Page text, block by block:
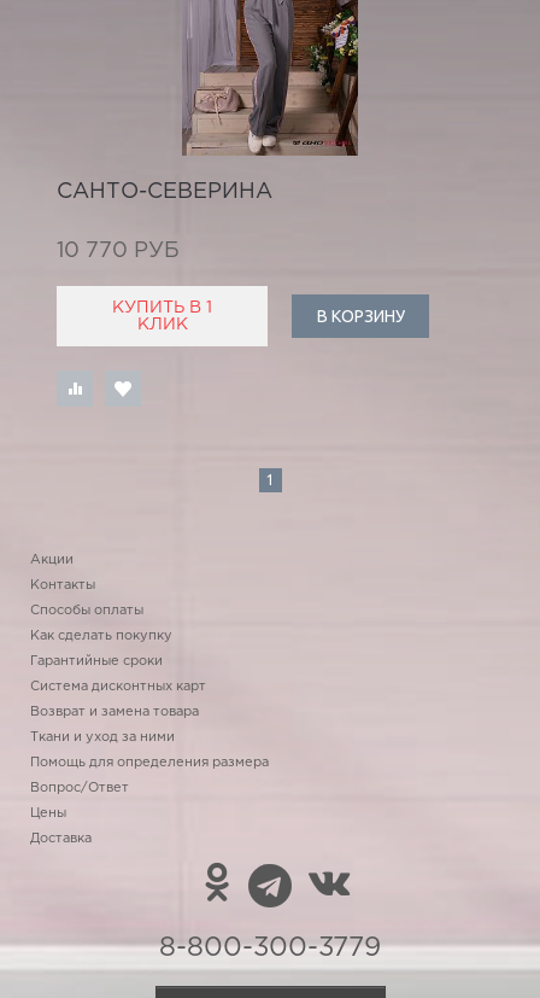
САНТО-СЕВЕРИНА
10 770 РУБ
КУПИТЬ В 1
КЛИК
В КОРЗИНУ
1
Акции
Контакты
Способы оплаты
Как сделать покупку
Гарантийные сроки
Система дисконтных карт
Возврат и замена товара
Ткани и уход за ними
Помощь для определения размера
Вопрос/Ответ
Цены
Доставка
8-800-300-3779